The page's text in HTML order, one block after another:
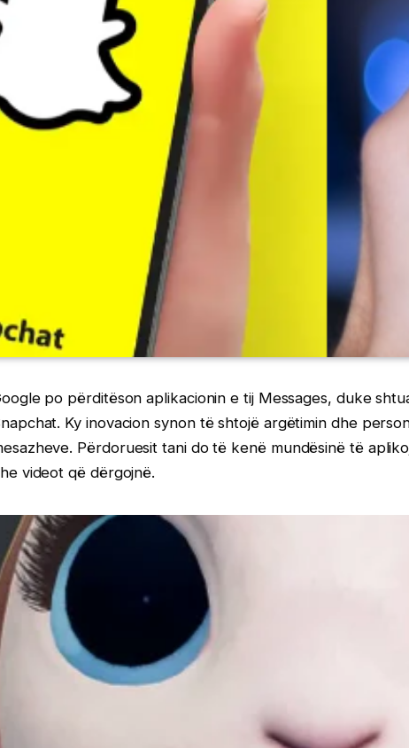
po përditëson aplikacionin e tij Messages, duke
Ky inovacion synon të shtojë argëtimin dhe
Përdoruesit tani do të kenë mundësinë të
videot që dërgojnë.